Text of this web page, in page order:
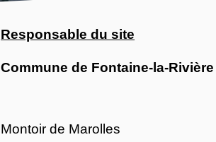
Responsable du site
Commune de Fontaine-la-Rivière
Montoir de Marolles